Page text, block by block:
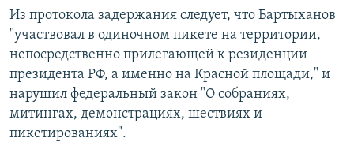
Из протокола задержания следует, что Бартыханов
"участвовал в одиночном пикете на территории,
непосредственно прилегающей к резиденции
президента РФ, а именно на Красной площади," и
нарушил федеральный закон "О собраниях,
митингах, демонстрациях, шествиях и
пикетированиях".